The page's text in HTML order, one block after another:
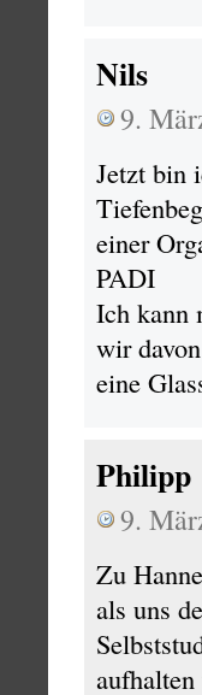
Nils
9.
Jetzt bin
einer
PADI
Ich kann
wir
eine
Philipp
9.
Zu
als uns